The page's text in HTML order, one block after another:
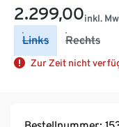
2.299,00inkl.
Links Rechts
Zur Zeit nicht